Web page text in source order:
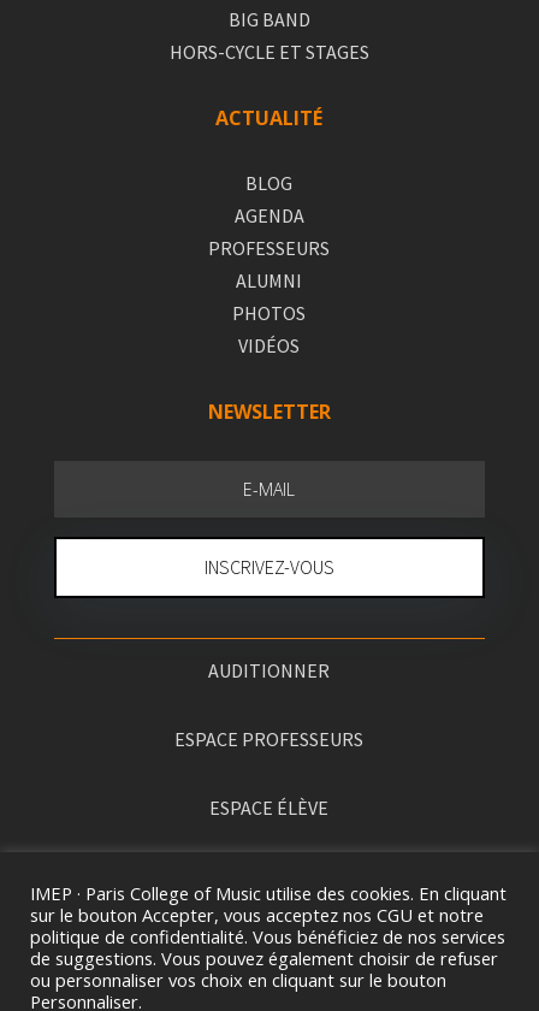
BIG BAND
HORS-CYCLE ET STAGES
ACTUALITÉ
BLOG
AGENDA
PROFESSEURS
ALUMNI
PHOTOS
VIDÉOS
NEWSLETTER
INSCRIVEZ-VOUS
AUDITIONNER
ESPACE PROFESSEURS
ESPACE ÉLÈVE
IMEP · Paris College of Music utilise des cookies. En cliquant
sur le bouton Accepter, vous acceptez nos CGU et notre
politique de confidentialité. Vous bénéficiez de nos services
de suggestions. Vous pouvez également choisir de refuser
ou personnaliser vos choix en cliquant sur le bouton
Personnaliser.